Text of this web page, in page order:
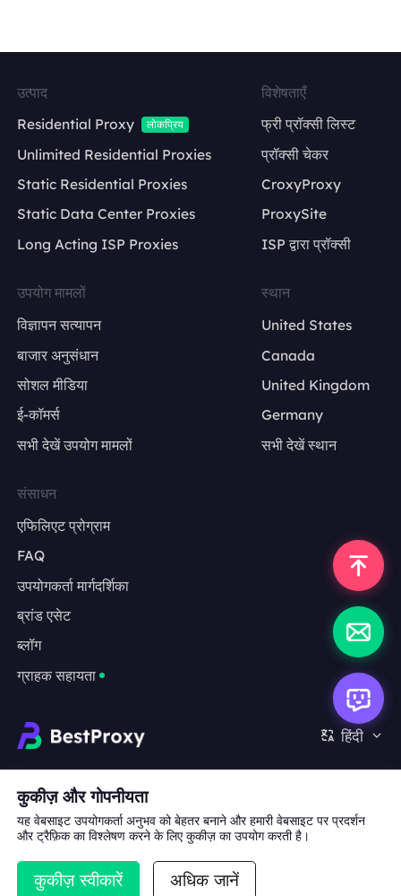
उत्पाद
Residential Proxy
लोकप्रिय
Unlimited Residential Proxies
Static Residential Proxies
Static Data Center Proxies
Long Acting ISP Proxies
विशेषताएँ
फ्री प्रॉक्सी लिस्ट
प्रॉक्सी चेकर
CroxyProxy
ProxySite
ISP द्वारा प्रॉक्सी
उपयोग मामलों
विज्ञापन सत्यापन
बाजार अनुसंधान
सोशल मीडिया
ई-कॉमर्स
सभी देखें उपयोग मामलों
स्थान
United States
Canada
United Kingdom
Germany
सभी देखें स्थान
संसाधन
एफिलिएट प्रोग्राम
FAQ
उपयोगकर्ता मार्गदर्शिका
ब्रांड एसेट
ब्लॉग
ग्राहक सहायता
हिंदी
सहयोग:michael.wang@bestproxy.com
हमारे बारे में ब्रांड एसेट सेवा की शर्तें
कुकीज़ और गोपनीयता
यह वेबसाइट उपयोगकर्ता अनुभव को बेहतर बनाने और हमारी वेबसाइट पर प्रदर्शन
और ट्रैफ़िक का विश्लेषण करने के लिए कुकीज़ का उपयोग करती है।
कुकीज़ स्वीकारें अधिक जानें